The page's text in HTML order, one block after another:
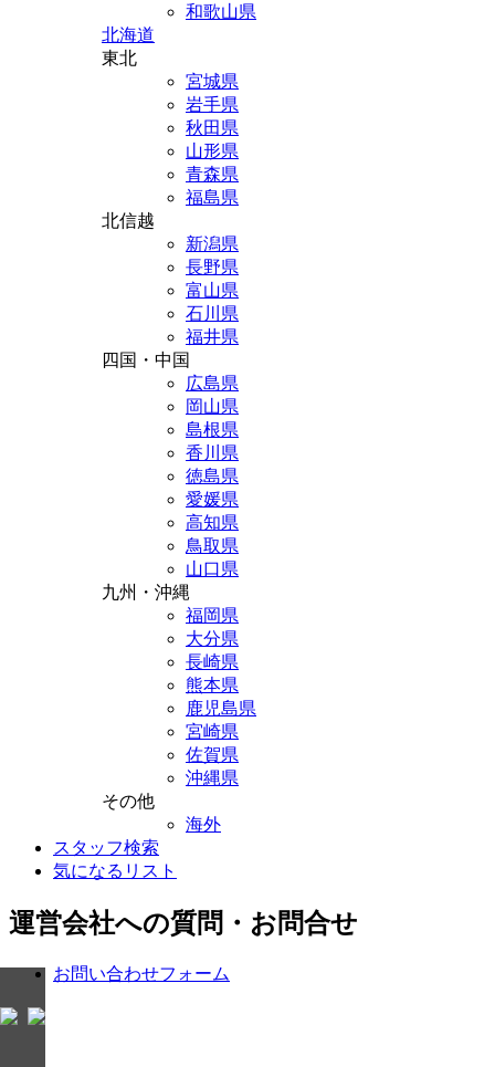
和歌山県
北海道
東北
宮城県
岩手県
秋田県
山形県
青森県
福島県
北信越
新潟県
長野県
富山県
石川県
福井県
四国・中国
広島県
岡山県
島根県
香川県
徳島県
愛媛県
高知県
鳥取県
山口県
九州・沖縄
福岡県
大分県
長崎県
熊本県
鹿児島県
宮崎県
佐賀県
沖縄県
その他
海外
スタッフ検索
気になるリスト
運営会社への質問・お問合せ
お問い合わせフォーム